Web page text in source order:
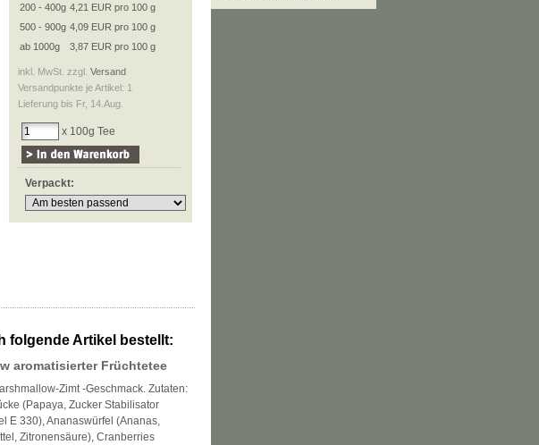
200 - 400g 4,21 EUR pro 100 g
500 - 900g 4,09 EUR pro 100 g
ab 1000g
3,87 EUR pro 100 g
inkl. MwSt. zzgl. Versand
Versandpunkte je Artikel: 1
Lieferung bis Fr, 14.Aug.
x 100g Tee
Verpackt:
folgende Artikel bestellt:
aromatisierter Früchtetee
Zimt -Geschmack. Zutaten:
(Papaya, Zucker Stabilisator
E 330), Ananaswürfel (Ananas,
Zitronensäure), Cranberries